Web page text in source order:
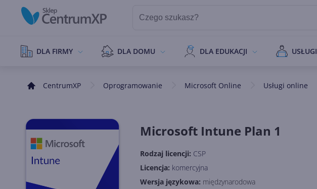
DLA FIRMY DLA DOMU DLA EDUKACJI USŁUGI
CentrumXP Oprogramowanie Microsoft Online Usługi online
Microsoft Intune Plan 1
Rodzaj licencji: CSP
Licencja: komercyjna
Wersja językowa: międzynarodowa